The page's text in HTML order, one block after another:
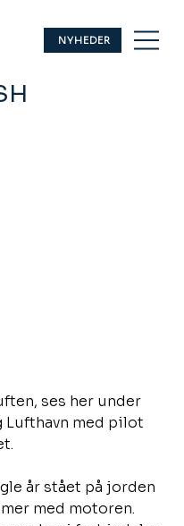
NYHEDER
ses her under
Lufthavn med pilot
år stået på jorden
med motoren.